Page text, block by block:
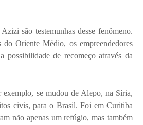
são testemunhas desse fenômeno.
do Oriente Médio, os empreendedores
possibilidade de recomeço através da
se mudou de Alepo, na Síria,
civis, para o Brasil. Foi em Curitiba
não apenas um refúgio, mas também